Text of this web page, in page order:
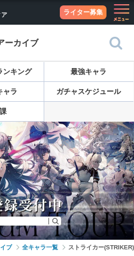
ア
ライター募集
ーカイブ
ンキング 最強キャラ
ャラ ガチャスケジュール
ブ 全キャラ一覧 ストライカー